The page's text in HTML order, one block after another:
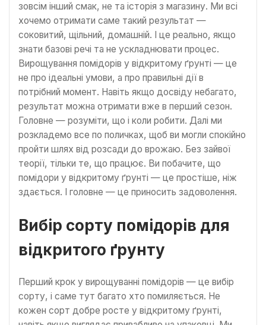
зовсім інший смак, не та історія з магазину. Ми всі
хочемо отримати саме такий результат —
соковитий, щільний, домашній. І це реально, якщо
знати базові речі та не ускладнювати процес.
Вирощування помідорів у відкритому ґрунті — це
не про ідеальні умови, а про правильні дії в
потрібний момент. Навіть якщо досвіду небагато,
результат можна отримати вже в перший сезон.
Головне — розуміти, що і коли робити. Далі ми
розкладемо все по поличках, щоб ви могли спокійно
пройти шлях від розсади до врожаю. Без зайвої
теорії, тільки те, що працює. Ви побачите, що
помідори у відкритому ґрунті — це простіше, ніж
здається. І головне — це приносить задоволення.
Вибір сорту помідорів для
відкритого ґрунту
Перший крок у вирощуванні помідорів — це вибір
сорту, і саме тут багато хто помиляється. Не
кожен сорт добре росте у відкритому ґрунті,